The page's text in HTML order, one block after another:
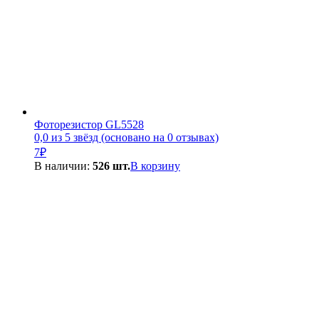
Фоторезистор GL5528
0,0 из 5 звёзд (основано на 0 отзывах)
7₽
В наличии: 526 шт.В корзину